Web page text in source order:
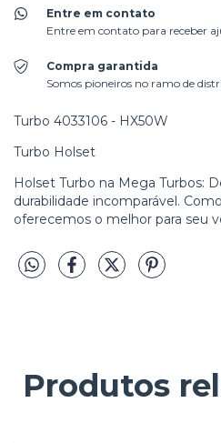
Entre em contato
Entre em contato para receber
Compra garantida
Somos pioneiros no ramo de
Turbo 4033106 - HX50W
Turbo Holset
Holset Turbo na Mega Turbos:
durabilidade incomparável.
oferecemos o melhor para seu
Produtos